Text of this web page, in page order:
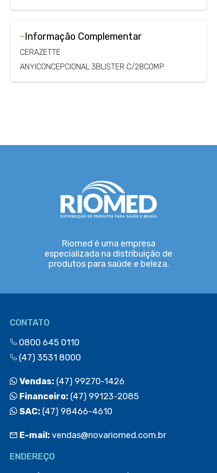
-Informação Complementar
CERAZETTE
ANYICONCEPCIONAL 3BLISTER C/28COMP
Riomed é uma empresa
especializada na distribuição de
produtos para saúde e beleza.
CONTATO
0800 645 0110
(47) 3531 8000
Vendas: (47) 99270-1426
Financeiro: (47) 99123-2085
SAC: (47) 98466-4610
E-mail:vendas@novariomed.com.br
ENDEREÇO